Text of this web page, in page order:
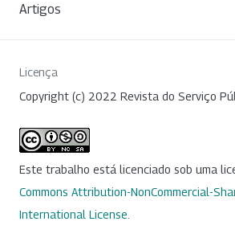
Artigos
Licença
Copyright (c) 2022 Revista do Serviço
Este trabalho está licenciado sob uma
Commons Attribution-NonCommercial-
International License